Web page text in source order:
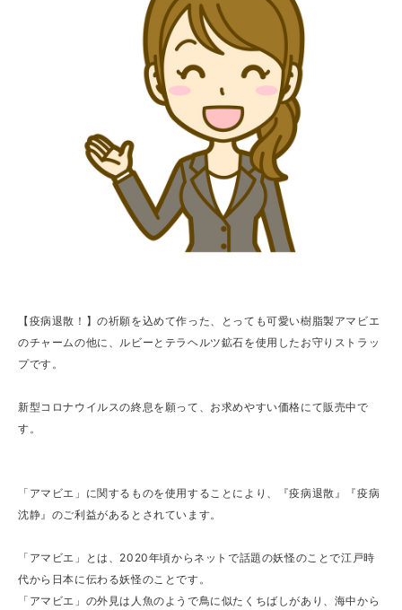
【疫病退散！】の祈願を込めて作った、とっても可愛い樹脂製アマビエ
のチャームの他に、ルビーとテラヘルツ鉱石を使用したお守りストラッ
プです。
新型コロナウイルスの終息を願って、お求めやすい価格にて販売中で
す。
「アマビエ」に関するものを使用することにより、『疫病退散』『疫病
沈静』のご利益があるとされています。
「アマビエ」とは、2020年頃からネットで話題の妖怪のことで江戸時
代から日本に伝わる妖怪のことです。
「アマビエ」の外見は人魚のようで鳥に似たくちばしがあり、海中から